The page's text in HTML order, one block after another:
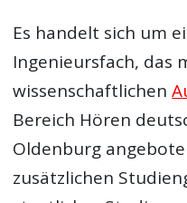
Es handelt sich um
Ingenieursfach, das
wissenschaftlichen
Bereich Hören
Oldenburg
zusätzlichen